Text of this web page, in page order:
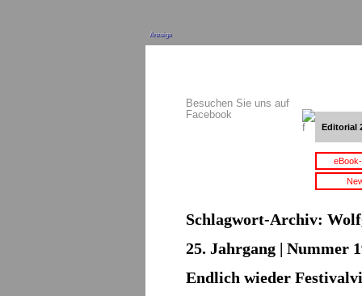
Anzeige
Besuchen Sie uns auf
Facebook
Editorial
Schlagwort-Archiv:
25. Jahrgang | Nummer
Endlich wieder